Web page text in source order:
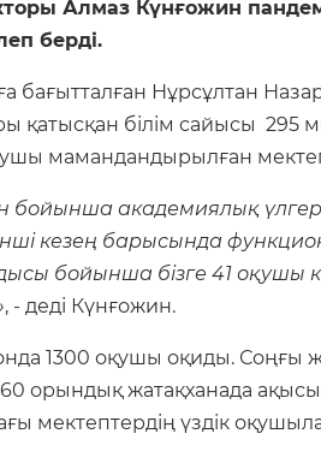
Алмаз Күнғожин
берді.
бағытталған Нұрсұлтан
қатысқан білім сайысы 295
мамандандырылған
бойынша академиялық
кезең барысында
бойынша бізге 41 оқушы
, - деді Күнғожин.
1300 оқушы оқиды.
орындық жатақханада
мектептердің үздік